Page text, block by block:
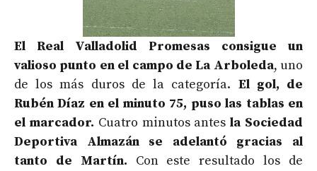
El Real Valladolid Promesas consigue un
valioso punto en el campo de La Arboleda, uno
de los más duros de la categoría. El gol, de
Rubén Díaz en el minuto 75, puso las tablas en
el marcador. Cuatro minutos antesla Sociedad
Deportiva Almazán se adelantó gracias al
tanto de Martín. Con este resultado los de